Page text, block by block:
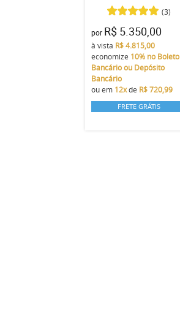
(3)
por R$ 5.350,00
à vista R$ 4.815,00
economize 10% no Boleto
Bancário ou Depósito
Bancário
ou em 12xde R$ 720,99
FRETE GRÁTIS